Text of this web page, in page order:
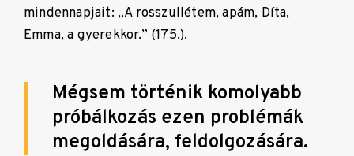
mindennapjait: „A rosszullétem, apám, Díta,
Emma, a gyerekkor.” (175.).
Mégsem történik komolyabb
próbálkozás ezen problémák
megoldására, feldolgozására.